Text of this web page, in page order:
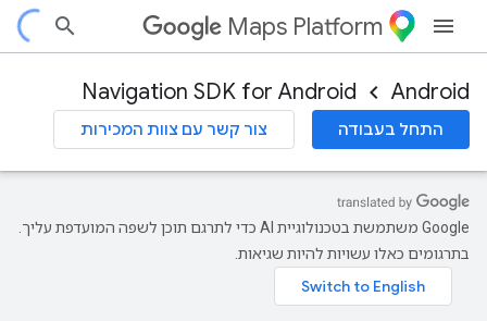
Maps Platform
Android
Navigation SDK for Android
התחל בעבודה צור קשר עם צוות המכירות
‫Google משתמשת בטכנולוגיית AI כדי לתרגם תוכן לשפה המועדפת עליך.
בתרגומים כאלו עשויות להיות שגיאות.